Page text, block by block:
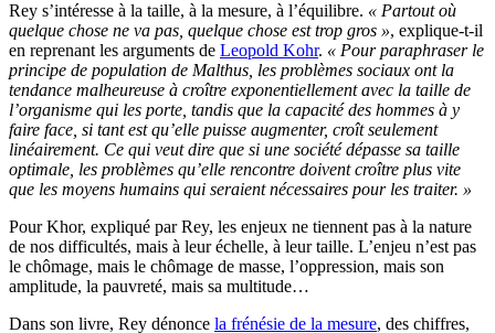
Rey s’intéresse à la taille, à la mesure, à l’équilibre. « Partout où
quelque chose ne va pas, quelque chose est trop gros », explique-t-il
en reprenant les arguments de Leopold Kohr. « Pour paraphraser le
principe de population de Malthus, les problèmes sociaux ont la
tendance malheureuse à croître exponentiellement avec la taille de
l’organisme qui les porte, tandis que la capacité des hommes à y
faire face, si tant est qu’elle puisse augmenter, croît seulement
linéairement. Ce qui veut dire que si une société dépasse sa taille
optimale, les problèmes qu’elle rencontre doivent croître plus vite
que les moyens humains qui seraient nécessaires pour les traiter. »
Pour Khor, expliqué par Rey, les enjeux ne tiennent pas à la nature
de nos difficultés, mais à leur échelle, à leur taille. L’enjeu n’est pas
le chômage, mais le chômage de masse, l’oppression, mais son
amplitude, la pauvreté, mais sa multitude…
Dans son livre, Rey dénonce la frénésie de la mesure, des chiffres,